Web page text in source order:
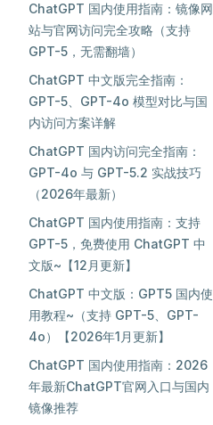
ChatGPT 国内使用指南：镜像网
站与官网访问完全攻略（支持
GPT-5，无需翻墙）
ChatGPT 中文版完全指南：
GPT-5、GPT-4o 模型对比与国
内访问方案详解
ChatGPT 国内访问完全指南：
GPT-4o 与 GPT-5.2 实战技巧
（2026年最新）
ChatGPT 国内使用指南：支持
GPT-5，免费使用 ChatGPT 中
文版~【12月更新】
ChatGPT 中文版：GPT5 国内使
用教程~（支持 GPT-5、GPT-
4o）【2026年1月更新】
ChatGPT 国内使用指南：2026
年最新ChatGPT官网入口与国内
镜像推荐